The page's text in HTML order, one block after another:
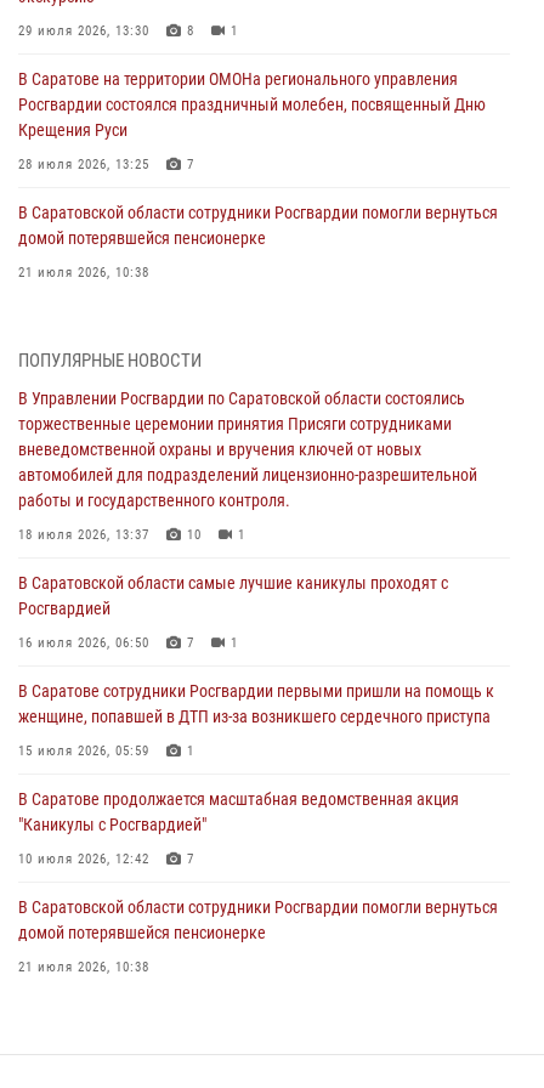
29 июля 2026, 13:30 8 1
В Саратове на территории ОМОНа регионального управления
Росгвардии состоялся праздничный молебен, посвященный Дню
Крещения Руси
28 июля 2026, 13:25 7
В Саратовской области сотрудники Росгвардии помогли вернуться
домой потерявшейся пенсионерке
21 июля 2026, 10:38
вневедомственной охраны и вручения ключей от новых
автомобилей для подразделений лицензионно-разрешительной
работы и государственного контроля.
18 июля 2026, 13:37 10 1
В Саратовской области самые лучшие каникулы проходят с
Росгвардией
В Саратове сотрудники Росгвардии первыми пришли на помощь к
женщине, попавшей в ДТП из-за возникшего сердечного приступа
В Саратове продолжается масштабная ведомственная акция
"Каникулы с Росгвардией"
В Саратовской области при содействии спецназа Росгвардии
задержан подозреваемый в незаконном обороте наркотиков
ПОПУЛЯРНЫЕ НОВОСТИ
В Управлении Росгвардии по Саратовской области состоялись
торжественные церемонии принятия Присяги сотрудниками
вневедомственной охраны и вручения ключей от новых
автомобилей для подразделений лицензионно-разрешительной
работы и государственного контроля.
18 июля 2026, 13:37 10 1
В Саратовской области самые лучшие каникулы проходят с
Росгвардией
16 июля 2026, 06:50 7 1
В Саратове сотрудники Росгвардии первыми пришли на помощь к
женщине, попавшей в ДТП из-за возникшего сердечного приступа
15 июля 2026, 05:59 1
В Саратове продолжается масштабная ведомственная акция
"Каникулы с Росгвардией"
10 июля 2026, 12:42 7
В Саратовской области сотрудники Росгвардии помогли вернуться
домой потерявшейся пенсионерке
21 июля 2026, 10:38